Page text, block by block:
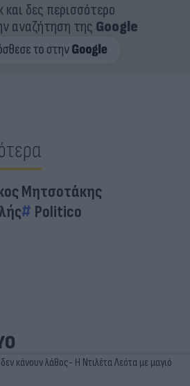
και δες περισσότερο
αναζήτηση της Google
Μητσοτάκης
Politico